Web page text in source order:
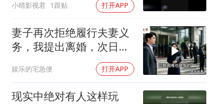
小晴影视君 1跟贴 打开APP
妻子再次拒绝履行夫妻义
务，我提出离婚，次日前
娱乐的宅急便 打开APP
现实中绝对有人这样玩